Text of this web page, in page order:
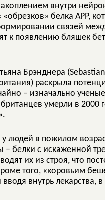
внутри
белка APP,
связей
к появлению бляшек
Брэнднера
раскрыла
– изначально
умерли в 2000
в пожилом
белки с искаженной
их из строя, что
того, «коровьим
внутрь лекарства,